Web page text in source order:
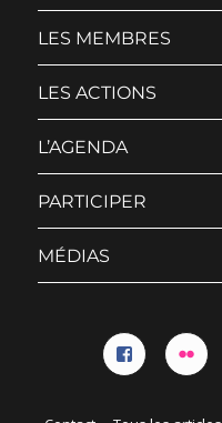
LES MEMBRES
LES ACTIONS
L’AGENDA
PARTICIPER
MÉDIAS